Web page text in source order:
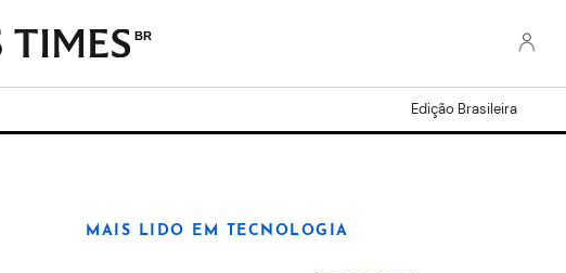
BR
Edição Brasileira
MAIS LIDO EM TECNOLOGIA